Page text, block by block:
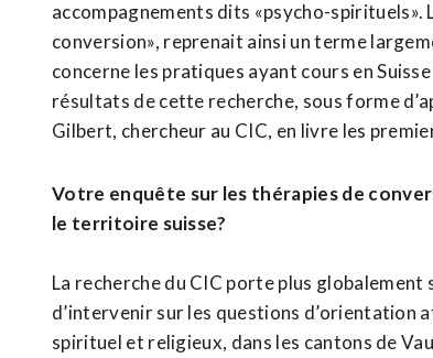
accompagnements dits «psycho-spirituels».
conversion», reprenait ainsi un terme
concerne les pratiques ayant cours en
résultats de cette recherche, sous forme
Gilbert, chercheur au CIC, en livre les
Votre enquête sur les thérapies de
le territoire suisse?
La recherche du CIC porte plus
d’intervenir sur les questions d’orientation
spirituel et religieux, dans les cantons de